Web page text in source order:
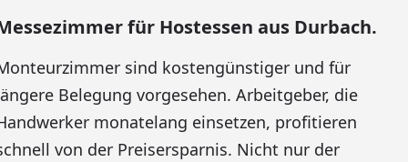
für Hostessen aus Durbach.
sind kostengünstiger und für
Belegung vorgesehen. Arbeitgeber, die
monatelang einsetzen, profitieren
von der Preisersparnis. Nicht nur der